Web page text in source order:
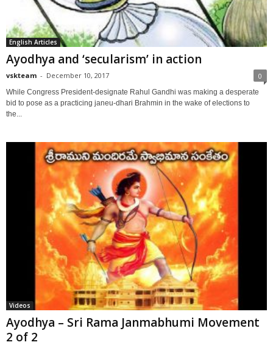
English Articles
Ayodhya and ‘secularism’ in action
vskteam - December 10, 2017 0
While Congress President-designate Rahul Gandhi was making a desperate
bid to pose as a practicing janeu-dhari Brahmin in the wake of elections to
the...
Videos
Ayodhya – Sri Rama Janmabhumi Movement
2 of 2